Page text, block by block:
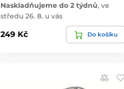
Naskladňujeme do 2 týdnů, ve
středu 26. 8. u vás
249 Kč Do košíku